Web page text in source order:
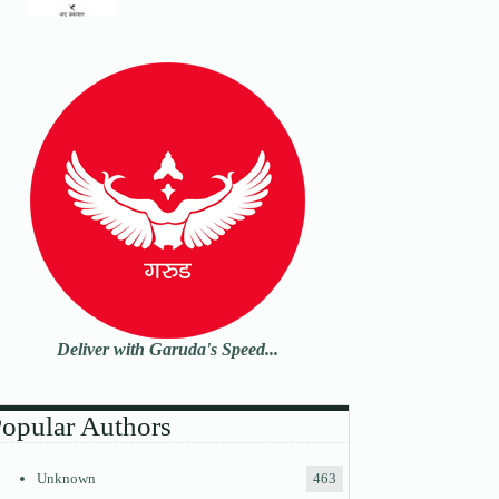
Deliver with Garuda's Speed...
Authors
Unknown 463